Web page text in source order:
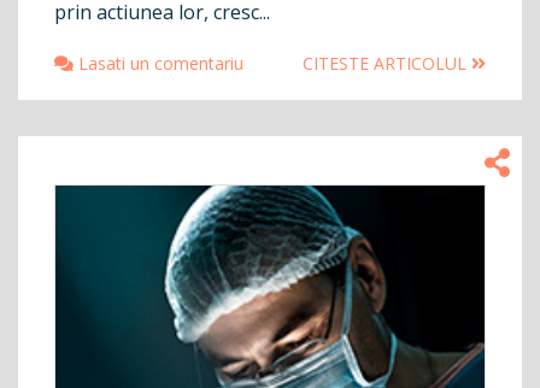
prin actiunea lor, cresc...
Lasati un comentariu CITESTE ARTICOLUL